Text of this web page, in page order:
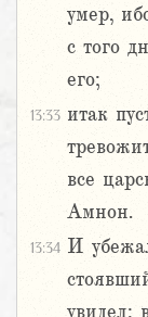
умер,
с того
его;
13:33 итак
все
Амнон.
13:34 И
увидел: